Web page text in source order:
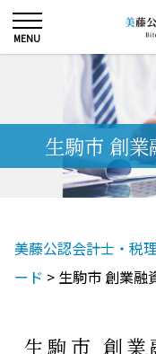
生駒市 創
美藤公認会計士・税
ード > 生駒市 創業融
生駒市 創